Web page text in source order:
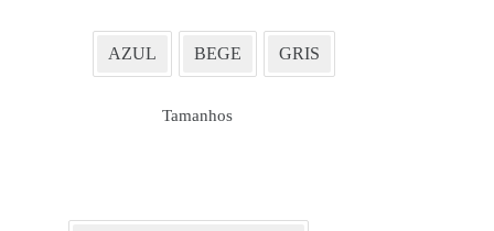
AZUL BEGE GRIS
Tamanhos